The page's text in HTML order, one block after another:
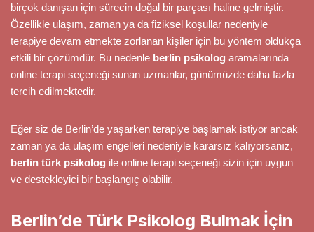
birçok danışan için sürecin doğal bir parçası haline gelmiştir.
Özellikle ulaşım, zaman ya da fiziksel koşullar nedeniyle
terapiye devam etmekte zorlanan kişiler için bu yöntem oldukça
etkili bir çözümdür. Bu nedenle berlin psikolog aramalarında
online terapi seçeneği sunan uzmanlar, günümüzde daha fazla
tercih edilmektedir.
Eğer siz de Berlin’de yaşarken terapiye başlamak istiyor ancak
zaman ya da ulaşım engelleri nedeniyle kararsız kalıyorsanız,
berlin türk psikolog ile online terapi seçeneği sizin için uygun
ve destekleyici bir başlangıç olabilir.
Berlin’de Türk Psikolog Bulmak İçin